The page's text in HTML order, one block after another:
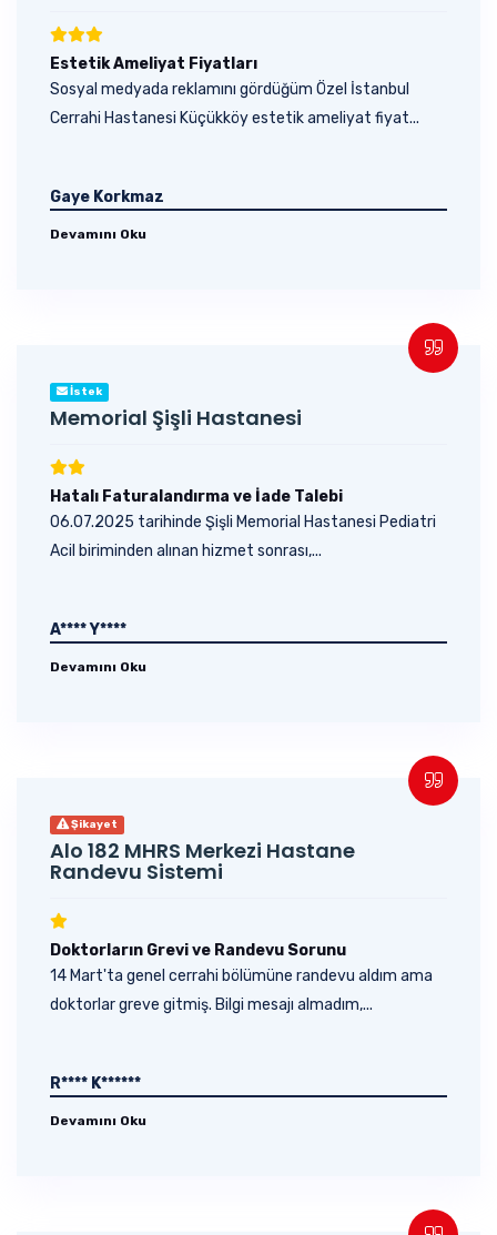
Estetik Ameliyat Fiyatları
Sosyal medyada reklamını gördüğüm Özel İstanbul
Cerrahi Hastanesi Küçükköy estetik ameliyat fiyat...
Gaye Korkmaz
Devamını Oku
İstek
Memorial Şişli Hastanesi
Hatalı Faturalandırma ve İade Talebi
06.07.2025 tarihinde Şişli Memorial Hastanesi Pediatri
Acil biriminden alınan hizmet sonrası,...
A**** Y****
Devamını Oku
Şikayet
Alo 182 MHRS Merkezi Hastane
Randevu Sistemi
Doktorların Grevi ve Randevu Sorunu
14 Mart'ta genel cerrahi bölümüne randevu aldım ama
doktorlar greve gitmiş. Bilgi mesajı almadım,...
R**** K******
Devamını Oku